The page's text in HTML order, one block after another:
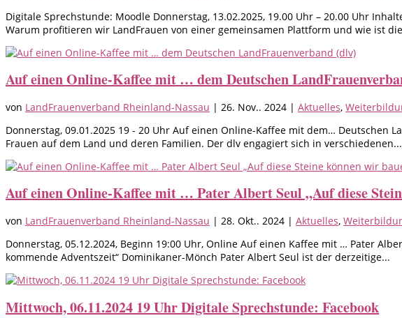
Digitale Sprechstunde: Moodle Donnerstag, 13.02.2025, 19.00 Uhr – 20.00 Uhr
Warum profitieren wir LandFrauen von einer gemeinsamen Plattform und wie ist
Auf einen Online-Kaffee mit … dem Deutschen
von LandFrauenverband Rheinland-Nassau | 26. Nov.. 2024 | Aktuelles,
Donnerstag, 09.01.2025 19 - 20 Uhr Auf einen Online-Kaffee mit dem… Deutschen
Frauen auf dem Land und deren Familien. Der dlv engagiert sich in verschiedenen...
Auf einen Online-Kaffee mit … Pater Albert Seul „Auf diese
von LandFrauenverband Rheinland-Nassau | 28. Okt.. 2024 | Aktuelles,
Donnerstag, 05.12.2024, Beginn 19:00 Uhr, Online Auf einen Kaffee mit … Pater
kommende Adventszeit“ Dominikaner-Mönch Pater Albert Seul ist der derzeitige...
Mittwoch, 06.11.2024 19 Uhr Digitale Sprechstunde: Facebook